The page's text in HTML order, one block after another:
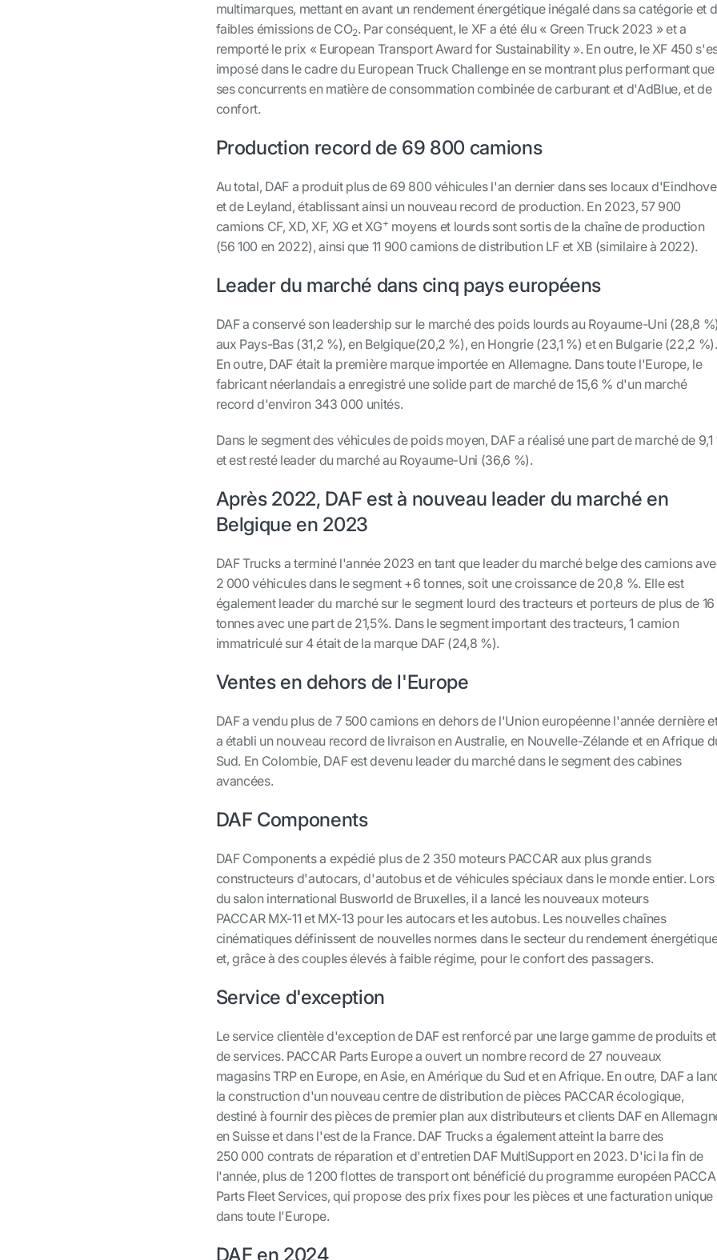
multimarques, mettant en avant un rendement énergétique inégalé dans sa catégorie et
faibles émissions de CO2. Par conséquent, le XF a été élu « Green Truck 2023 » et a
remporté le prix « European Transport Award for Sustainability ». En outre, le XF 450
imposé dans le cadre du European Truck Challenge en se montrant plus performant que
ses concurrents en matière de consommation combinée de carburant et d'AdBlue, et de
confort.
Production record de 69 800 camions
Au total, DAF a produit plus de 69 800 véhicules l'an dernier dans ses locaux
et de Leyland, établissant ainsi un nouveau record de production. En 2023, 57 900
camions CF, XD, XF, XG et XG+ moyens et lourds sont sortis de la chaîne de production
(56 100 en 2022), ainsi que 11 900 camions de distribution LF et XB (similaire à 2022).
Leader du marché dans cinq pays européens
DAF a conservé son leadership sur le marché des poids lourds au Royaume-Uni (28,8
aux Pays-Bas (31,2 %), en Belgique(20,2 %), en Hongrie (23,1 %) et en Bulgarie (22,2 %).
En outre, DAF était la première marque importée en Allemagne. Dans toute l'Europe, le
fabricant néerlandais a enregistré une solide part de marché de 15,6 % d'un marché
record d'environ 343 000 unités.
Dans le segment des véhicules de poids moyen, DAF a réalisé une part de marché de 9,1
et est resté leader du marché au Royaume-Uni (36,6 %).
Après 2022, DAF est à nouveau leader du marché en
Belgique en 2023
DAF Trucks a terminé l'année 2023 en tant que leader du marché belge des camions
2 000 véhicules dans le segment +6 tonnes, soit une croissance de 20,8 %. Elle est
également leader du marché sur le segment lourd des tracteurs et porteurs de plus de 16
tonnes avec une part de 21,5%. Dans le segment important des tracteurs, 1 camion
immatriculé sur 4 était de la marque DAF (24,8 %).
Ventes en dehors de l'Europe
DAF a vendu plus de 7 500 camions en dehors de l'Union européenne l'année dernière
a établi un nouveau record de livraison en Australie, en Nouvelle-Zélande et en Afrique
Sud. En Colombie, DAF est devenu leader du marché dans le segment des cabines
avancées.
DAF Components
DAF Components a expédié plus de 2 350 moteurs PACCAR aux plus grands
constructeurs d'autocars, d'autobus et de véhicules spéciaux dans le monde entier. Lors
du salon international Busworld de Bruxelles, il a lancé les nouveaux moteurs
PACCAR MX-11 et MX-13 pour les autocars et les autobus. Les nouvelles chaînes
cinématiques définissent de nouvelles normes dans le secteur du rendement
et, grâce à des couples élevés à faible régime, pour le confort des passagers.
Service d'exception
Le service clientèle d'exception de DAF est renforcé par une large gamme de produits et
de services. PACCAR Parts Europe a ouvert un nombre record de 27 nouveaux
magasins TRP en Europe, en Asie, en Amérique du Sud et en Afrique. En outre, DAF a
la construction d'un nouveau centre de distribution de pièces PACCAR écologique,
destiné à fournir des pièces de premier plan aux distributeurs et clients DAF en
en Suisse et dans l'est de la France. DAF Trucks a également atteint la barre des
250 000 contrats de réparation et d'entretien DAF MultiSupport en 2023. D'ici la fin de
l'année, plus de 1 200 flottes de transport ont bénéficié du programme européen
Parts Fleet Services, qui propose des prix fixes pour les pièces et une facturation unique
dans toute l'Europe.
DAF en 2024